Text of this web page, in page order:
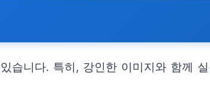
습니다. 특히, 강인한 이미지와 함께